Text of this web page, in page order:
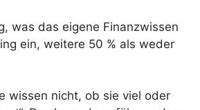
was das eigene Finanzwissen
ein, weitere 50 % als weder
wissen nicht, ob sie viel oder